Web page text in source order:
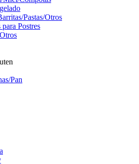
Pastas/Otros
para Postres
Pan